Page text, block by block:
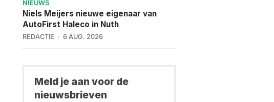
NIEUWS
Niels Meijers nieuwe eigenaar van
AutoFirst Haleco in Nuth
REDACTIE 6 AUG. 2026
Meld je aan voor de
nieuwsbrieven